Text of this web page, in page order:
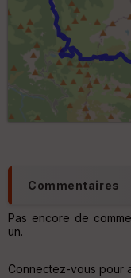
Commentaires
Pas encore de
un.
Connectez-vous pour